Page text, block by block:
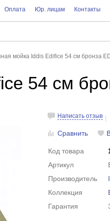
Оплата Юр. лицам Контакты
мойка Iddis Edifice 54 см бронза
54 см
Написать отзыв
Сравнить
Код товара
Артикул
Производитель
Коллекция
Гарантия